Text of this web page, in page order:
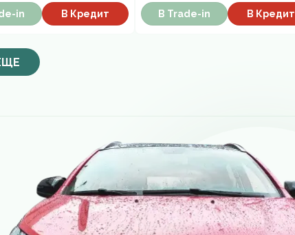
in В Кредит В Trade-in В Кредит